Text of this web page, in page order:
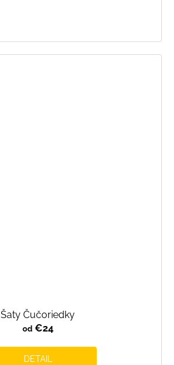
Šaty Čučoriedky
od€24
DETAIL